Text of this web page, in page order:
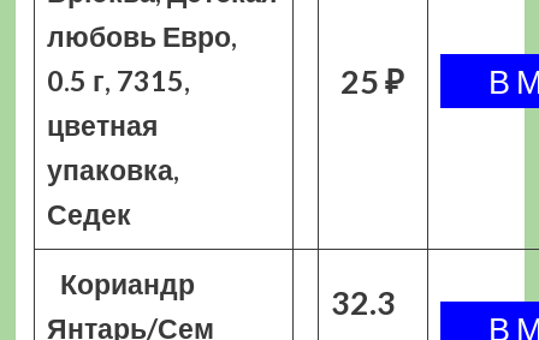
любовь Евро,
0.5 г, 7315,
цветная
упаковка,
Седек
25 ₽
Кориандр
Янтарь/Сем
32.3